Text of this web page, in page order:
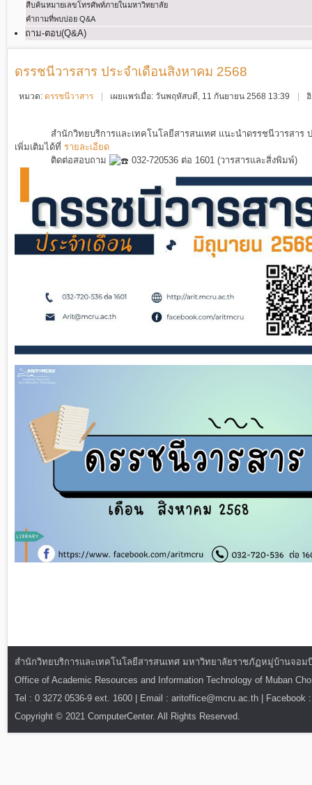
สืบค้นหมายเลขโทรศัพท์ภายในมหาวิทยาลัย
คำถามที่พบบ่อย Q&A
ถาม-ตอบ(Q&A)
ดรรชนีวารสาร ประจำเดือนสิงหาคม 2568
หมวด: ดรรชนีวาสาร เผยแพร่เมื่อ: วันพฤหัสบดี, 11 กันยายน 2568 13:39
สำนักวิทยบริการและเทคโนโลยีสารสนเทศ แนะนำดรรชนีวารสาร
เพิ่มเติมได้ที่ รายละเอียด
ติดต่อสอบถาม
032-720536 ต่อ 1601 (วารสารและสิ่งพิมพ์)
สำนักวิทยบริการและเทคโนโลยีสารสนเทศ มหาวิทยาลัยราชภัฏหมู่บ้านจอ
Office of Academic Resources and Information Technology of Muban
Tel : 0 3272 0536-9 ext. 1600 | Email : aritoffice@mcru.ac.th | Facebook
Copyright © 2021 ComputerCenter. All Rights Reserved.